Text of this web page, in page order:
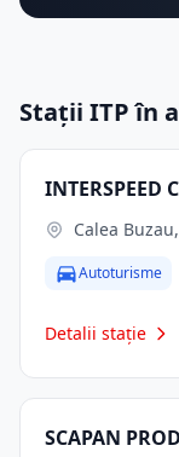
Stații ITP în
INTERSPEED
Calea
Autoturisme
Detalii stație
SCAPAN